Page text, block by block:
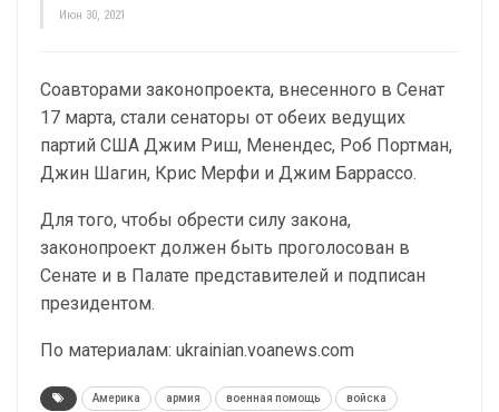
Июн 30, 2021
Соавторами законопроекта, внесенного в Сенат
17 марта, стали сенаторы от обеих ведущих
партий США Джим Риш, Менендес, Роб Портман,
Джин Шагин, Крис Мерфи и Джим Баррассо.
Для того, чтобы обрести силу закона,
законопроект должен быть проголосован в
Сенате и в Палате представителей и подписан
президентом.
По материалам: ukrainian.voanews.com
Америка армия военная помощь войска